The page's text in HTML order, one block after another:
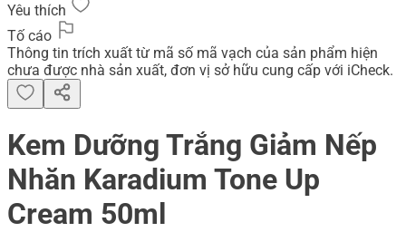
Yêu thích
Tố cáo
Thông tin trích xuất từ mã số mã vạch của sản phẩm hiện
chưa được nhà sản xuất, đơn vị sở hữu cung cấp với iCheck.
Kem Dưỡng Trắng Giảm Nếp
Nhăn Karadium Tone Up
Cream 50ml